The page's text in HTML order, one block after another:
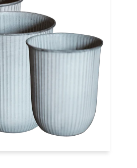
STRIPES Eisen
dbkd